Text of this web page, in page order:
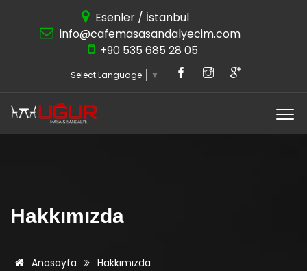
Esenler / İstanbul
info@cafemasasandalyecim.com
+90 535 685 28 05
Select Language ▼
Hakkımızda
Anasayfa Hakkımızda